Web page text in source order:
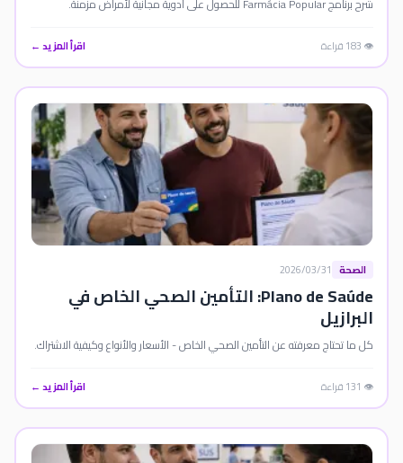
👁️ 183 قراءة اقرأ المزيد ←
الصحة 2026/03/31
Plano de Saúde: التأمين الصحي الخاص في
البرازيل
كل ما تحتاج معرفته عن التأمين الصحي الخاص - الأسعار والأنواع وكيفية الاشتراك.
👁️ 131 قراءة اقرأ المزيد ←